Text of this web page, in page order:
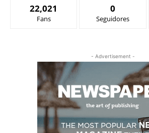
22,021
Fans
0
Seguidores
- Advertisement -